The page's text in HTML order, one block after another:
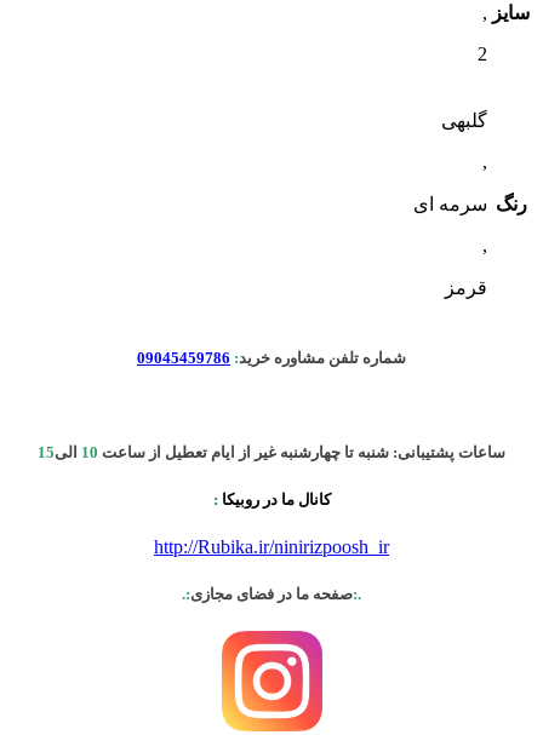
سایز ,
2
رنگ
گلبهی
,
سرمه ای
,
قرمز
شماره تلفن مشاوره خرید:
09045459786
ساعات پشتیبانی: شنبه تا چهارشنبه غیر از ایام تعطیل از ساعت 10 الی15
کانال ما در روبیکا :
http://Rubika.ir/ninirizpoosh_ir
.:صفحه ما در فضای مجازی:.